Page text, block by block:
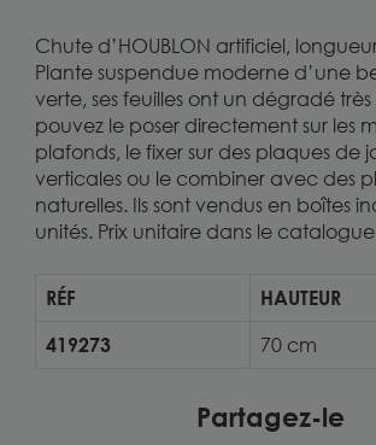
Chute d’HOUBLON artificiel,
Plante suspendue moderne d’une
verte, ses feuilles ont un dégradé
pouvez le poser directement sur les
plafonds, le fixer sur des plaques de
verticales ou le combiner avec des
naturelles. Ils sont vendus en boîtes
unités. Prix unitaire dans le catalogue
RÉF
HAUTEUR
419273
70 cm
Partagez-le